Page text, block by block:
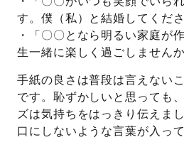
す。僕（私）と結婚してくださ
・「〇〇となら明るい家庭が
生一緒に楽しく過ごしませんか
手紙の良さは普段は言えない
です。恥ずかしいと思っても
ズは気持ちをはっきり伝えま
口にしないような言葉が入っ